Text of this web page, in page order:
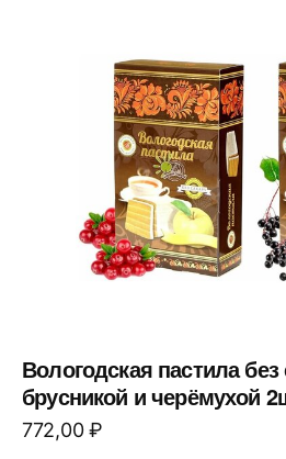
Вологодская пастила без
брусникой и черёмухой
772,00₽